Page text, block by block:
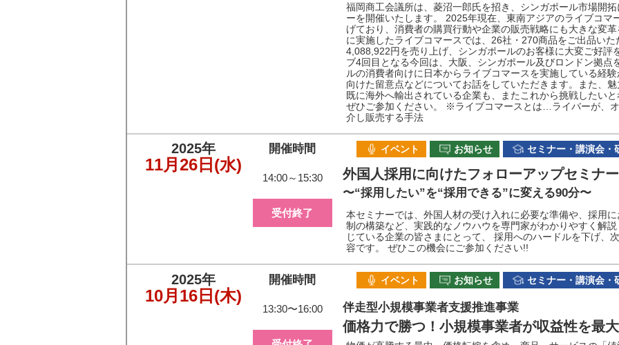
福岡商工会議所は、菱沼一郎氏を招き、シンガポール市場開
ーを開催いたします。 2025年現在、東南アジアのライブコマ
げており、消費者の購買行動や企業の販売戦略にも大きな
に実施したライブコマースでは、26社・270商品をご出品い
4,088,922円を売り上げ、シンガポールのお客様に大変ご好
ブ4回目となる今回は、大阪、シンガポール及びロンドン拠点
ルの消費者向けに日本からライブコマースを実施している経
向けた留意点などについてお話をしていただきます。また、
既に海外へ輸出されている企業も、またこれから挑戦したい
ぜひご参加ください。 ※ライブコマースとは…ライバーが、
介し販売する手法
2025年
11月26日 (水)
開催時間
14:00～15:30
受付終了
イベント お知らせ セミナー・講演会・
外国人採用に向けたフォローアップセミナー
〜“採用したい”を“採用できる”に変える90分〜
本セミナーでは、外国人材の受け入れに必要な準備や、採用
制の構築など、実践的なノウハウを専門家がわかりやすく解
じている企業の皆さまにとって、 採用へのハードルを下げ、
容です。 ぜひこの機会にご参加ください!!
2025年
10月16日 (木)
開催時間
13:30〜16:00
イベント お知らせ セミナー・講演会・
伴走型小規模事業者支援推進事業
価格力で勝つ！小規模事業者が収益性を最